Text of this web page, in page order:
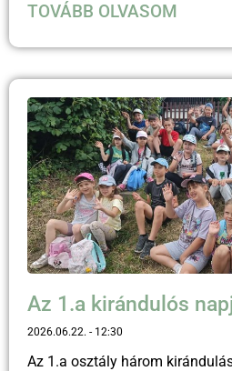
TOVÁBB OLVASOM
Az 1.a kirándulós
2026.06.22. 12:30
Az 1.a osztály három